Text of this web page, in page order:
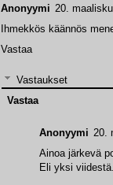
Anonyymi 20.
Ihmekkös käännös
Vastaa
Vastaukset
Anonyymi 20.
Ainoa järkevä
Eli yksi
Vastaa